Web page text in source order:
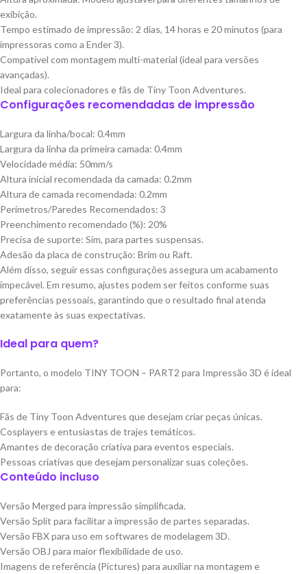
exibição.
Tempo estimado de impressão: 2 dias, 14 horas e 20 minutos (para
impressoras como a Ender 3).
Compatível com montagem multi-material (ideal para versões
avançadas).
Ideal para colecionadores e fãs de Tiny Toon Adventures.
Configurações recomendadas de impressão
Largura da linha/bocal: 0.4mm
Largura da linha da primeira camada: 0.4mm
Velocidade média: 50mm/s
Altura inicial recomendada da camada: 0.2mm
Altura de camada recomendada: 0.2mm
Perímetros/Paredes Recomendados: 3
Preenchimento recomendado (%): 20%
Precisa de suporte: Sim, para partes suspensas.
Adesão da placa de construção: Brim ou Raft.
Além disso, seguir essas configurações assegura um acabamento
impecável. Em resumo, ajustes podem ser feitos conforme suas
preferências pessoais, garantindo que o resultado final atenda
exatamente às suas expectativas.
Ideal para quem?
Portanto, o modelo TINY TOON – PART2 para Impressão 3D é ideal
para:
Fãs de Tiny Toon Adventures que desejam criar peças únicas.
Cosplayers e entusiastas de trajes temáticos.
Amantes de decoração criativa para eventos especiais.
Pessoas criativas que desejam personalizar suas coleções.
Conteúdo incluso
Versão Merged para impressão simplificada.
Versão Split para facilitar a impressão de partes separadas.
Versão FBX para uso em softwares de modelagem 3D.
Versão OBJ para maior flexibilidade de uso.
Imagens de referência (Pictures) para auxiliar na montagem e